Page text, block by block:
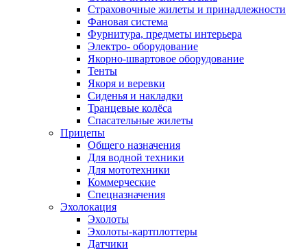
Страховочные жилеты и принадлежности
Фановая система
Фурнитура, предметы интерьера
Электро- оборудование
Якорно-швартовое оборудование
Тенты
Якоря и веревки
Сиденья и накладки
Транцевые колёса
Спасательные жилеты
Прицепы
Общего назначения
Для водной техники
Для мототехники
Коммерческие
Спецназначения
Эхолокация
Эхолоты
Эхолоты-картплоттеры
Датчики